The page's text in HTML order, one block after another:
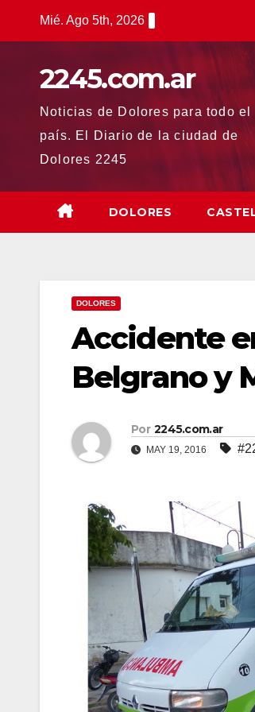
Mié. Ago 5th, 2026
2245.com.ar
Noticias de Dolores para todo el
país. El Diario de la ciudad de
Dolores 2245
DOLORES
DOLORES
Accidente
Belgrano y
Por 2245.com.ar
MAY 19, 2016